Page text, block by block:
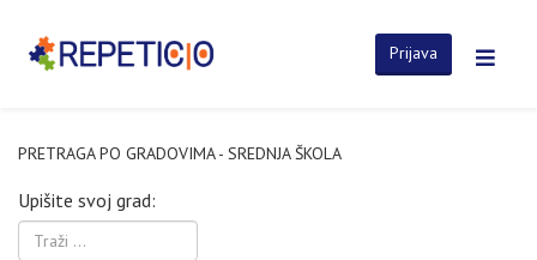
Prijava
PRETRAGA PO GRADOVIMA - SREDNJA ŠKOLA
Upišite svoj grad: